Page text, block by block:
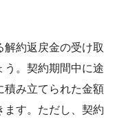
約返戻金の受け取
う。契約期間中に途
積み立てられた金額
ます。ただし、契約